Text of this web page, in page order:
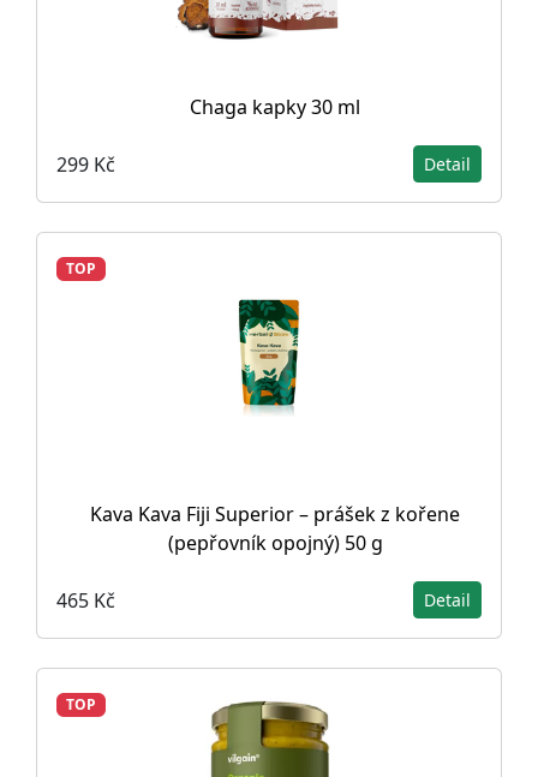
Chaga kapky 30 ml
299 Kč Detail
TOP
Kava Kava Fiji Superior – prášek z kořene
(pepřovník opojný) 50 g
465 Kč Detail
TOP